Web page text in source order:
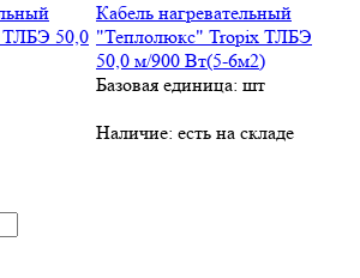
Кабель нагревательный
"Теплолюкс" Tropix ТЛБЭ
50,0 м/900 Вт(5-6м2)
Базовая единица: шт
Наличие: есть на складе